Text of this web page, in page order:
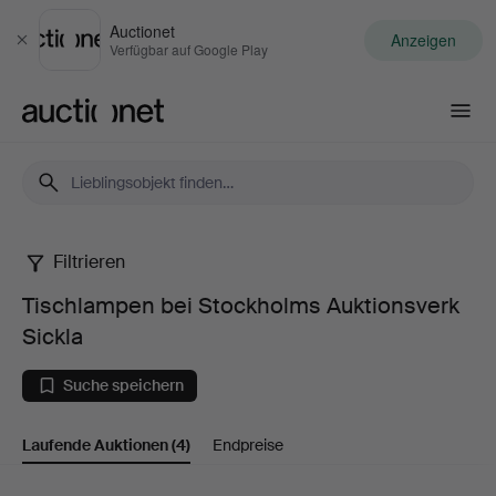
Schließen
Auctionet
Verfügbar auf Google Play Anzeigen
Tischlampen
bei
Stockholms
Auktionsverk
Filtrieren
Tischlampen bei Stockholms Auktionsverk
Sickla
Suche speichern
Laufende Auktionen(4) Endpreise